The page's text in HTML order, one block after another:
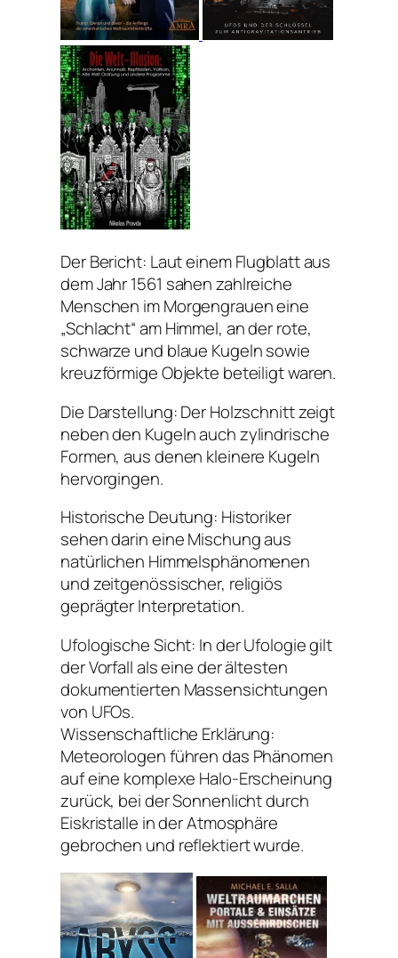
Der Bericht: Laut einem Flugblatt aus
dem Jahr 1561 sahen zahlreiche
Menschen im Morgengrauen eine
„Schlacht“ am Himmel, an der rote,
schwarze und blaue Kugeln sowie
kreuzförmige Objekte beteiligt waren.
Die Darstellung: Der Holzschnitt zeigt
neben den Kugeln auch zylindrische
Formen, aus denen kleinere Kugeln
hervorgingen.
Historische Deutung: Historiker
sehen darin eine Mischung aus
natürlichen Himmelsphänomenen
und zeitgenössischer, religiös
geprägter Interpretation.
Ufologische Sicht: In der Ufologie gilt
der Vorfall als eine der ältesten
dokumentierten Massensichtungen
von UFOs.
Wissenschaftliche Erklärung:
Meteorologen führen das Phänomen
auf eine komplexe Halo-Erscheinung
zurück, bei der Sonnenlicht durch
Eiskristalle in der Atmosphäre
gebrochen und reflektiert wurde.